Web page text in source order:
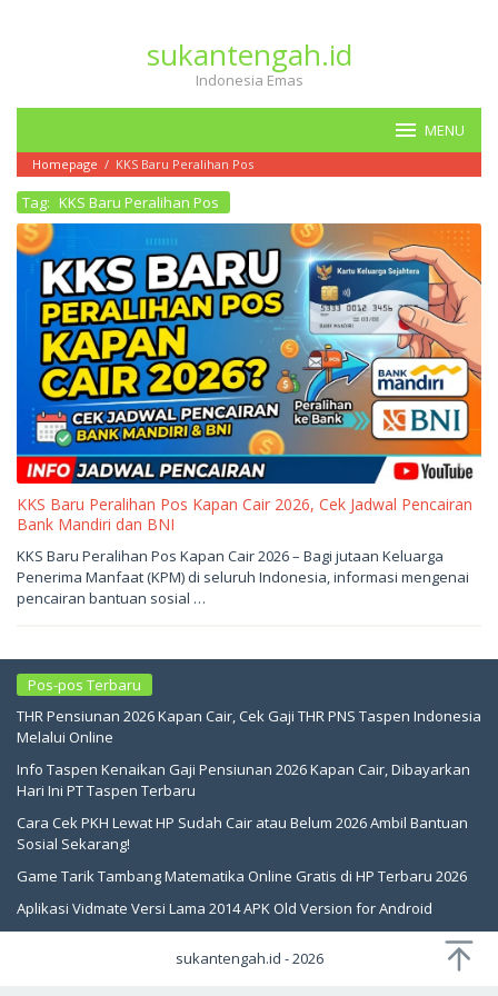
sukantengah.id
Indonesia Emas
MENU
Homepage / KKS Baru Peralihan Pos
Tag: KKS Baru Peralihan Pos
KKS Baru Peralihan Pos Kapan Cair 2026, Cek Jadwal Pencairan
Bank Mandiri dan BNI
Mei
14,
oleh
sukantengah
KKS Baru Peralihan Pos Kapan Cair 2026 – Bagi jutaan Keluarga
Penerima Manfaat (KPM) di seluruh Indonesia, informasi mengenai
pencairan bantuan sosial …
Pos-pos Terbaru
THR Pensiunan 2026 Kapan Cair, Cek Gaji THR PNS Taspen Indonesia
Melalui Online
Info Taspen Kenaikan Gaji Pensiunan 2026 Kapan Cair, Dibayarkan
Hari Ini PT Taspen Terbaru
Cara Cek PKH Lewat HP Sudah Cair atau Belum 2026 Ambil Bantuan
Sosial Sekarang!
Game Tarik Tambang Matematika Online Gratis di HP Terbaru 2026
Aplikasi Vidmate Versi Lama 2014 APK Old Version for Android
sukantengah.id - 2026